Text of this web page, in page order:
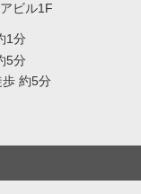
ビル1F
1分
5分
約5分